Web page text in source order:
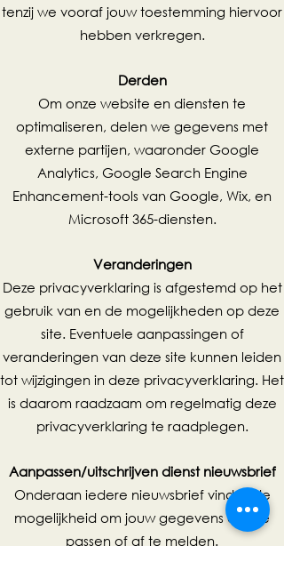
tenzij we vooraf jouw toestemming hiervoor
hebben verkregen.
Derden
Om onze website en diensten te
optimaliseren, delen we gegevens met
externe partijen, waaronder Google
Analytics, Google Search Engine
Enhancement-tools van Google, Wix, en
Microsoft 365-diensten.
Veranderingen
Deze privacyverklaring is afgestemd op het
gebruik van en de mogelijkheden op deze
site. Eventuele aanpassingen of
veranderingen van deze site kunnen leiden
tot wijzigingen in deze privacyverklaring. Het
is daarom raadzaam om regelmatig deze
privacyverklaring te raadplegen.
Aanpassen/uitschrijven dienst nieuwsbrief
Onderaan iedere nieuwsbrief vind je de
mogelijkheid om jouw gegevens aan te
passen of af te melden.